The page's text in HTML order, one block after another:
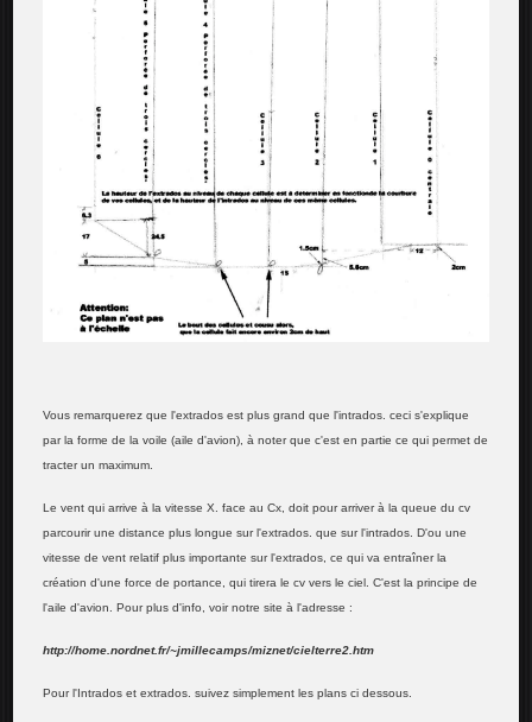
Vous remarquerez que l'extrados est plus grand que l'intrados. ceci s'explique
par la forme de la voile (aile d'avion), à noter que c'est en partie ce qui permet de
tracter un maximum.
Le vent qui arrive à la vitesse X. face au Cx, doit pour arriver à la queue du cv
parcourir une distance plus longue sur l'extrados. que sur l'intrados. D'ou une
vitesse de vent relatif plus importante sur l'extrados, ce qui va entraîner la
création d'une force de portance, qui tirera le cv vers le ciel. C'est la principe de
l'aile d'avion. Pour plus d'info, voir notre site à l'adresse :
http://home.nordnet.fr/~jmillecamps/miznet/cielterre2.htm
Pour l'Intrados et extrados. suivez simplement les plans ci dessous.